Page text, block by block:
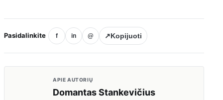
Pasidalinkite f in @ ↗Kopijuoti
APIE AUTORIŲ
Domantas Stankevičius